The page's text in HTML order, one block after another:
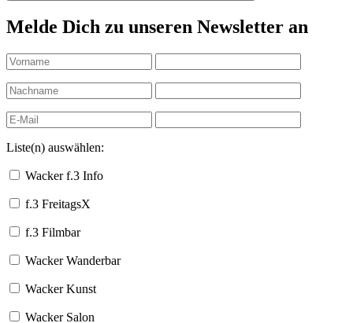
Melde Dich zu unseren Newsletter an
Liste(n) auswählen:
Wacker f.3 Info
f.3 FreitagsX
f.3 Filmbar
Wacker Wanderbar
Wacker Kunst
Wacker Salon